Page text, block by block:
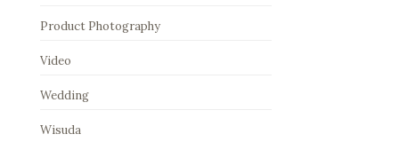
Product Photography
Video
Wedding
Wisuda